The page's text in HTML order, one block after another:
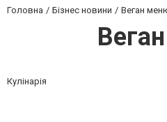
Головна Бізнес новини Веган
Кулінарія